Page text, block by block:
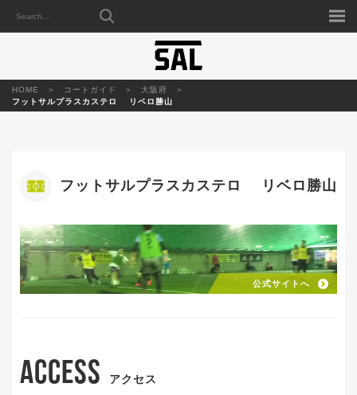
HOME コートガイド
大阪府
フットサルプラスカステロ リベロ勝山
フットサルプラスカステロ リベロ勝山
公式サイトへ
ACCESS アクセス